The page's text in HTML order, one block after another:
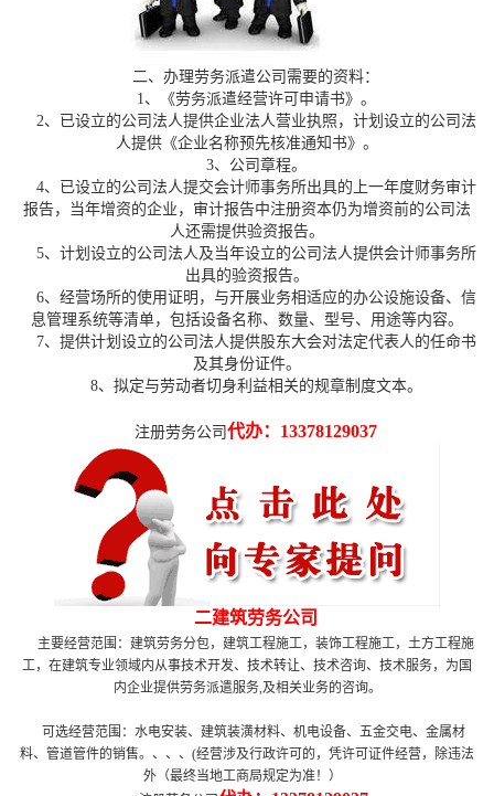
二、办理劳务派遣公司需要的资料：
1、《劳务派遣经营许可申请书》。
2、已设立的公司法人提供企业法人营业执照，计划设立的公司法
人提供《企业名称预先核准通知书》。
3、公司章程。
4、已设立的公司法人提交会计师事务所出具的上一年度财务审计
报告，当年增资的企业，审计报告中注册资本仍为增资前的公司法
人还需提供验资报告。
5、计划设立的公司法人及当年设立的公司法人提供会计师事务所
出具的验资报告。
6、经营场所的使用证明，与开展业务相适应的办公设施设备、信
息管理系统等清单，包括设备名称、数量、型号、用途等内容。
7、提供计划设立的公司法人提供股东大会对法定代表人的任命书
及其身份证件。
8、拟定与劳动者切身利益相关的规章制度文本。
注册劳务公司 代办： 13378129037
二建筑劳务公司
主要经营范围：建筑劳务分包，建筑工程施工，装饰工程施工，土方工程施
工，在建筑专业领域内从事技术开发、技术转让、技术咨询、技术服务，为国
内企业提供劳务派遣服务,及相关业务的咨询。
可选经营范围：水电安装、建筑装潢材料、机电设备、五金交电、金属材
料、管道管件的销售。、、、(经营涉及行政许可的，凭许可证件经营，除违法
外（最终当地工商局规定为准！）